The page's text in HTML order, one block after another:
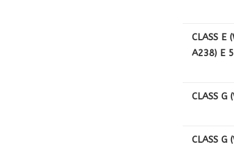
CLASS E
A238) E
CLASS G
CLASS G